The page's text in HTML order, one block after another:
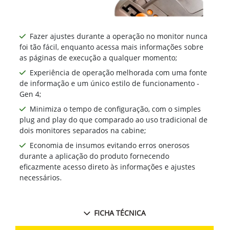
Fazer ajustes durante a operação no monitor nunca
foi tão fácil, enquanto acessa mais informações sobre
as páginas de execução a qualquer momento;
Experiência de operação melhorada com uma fonte
de informação e um único estilo de funcionamento -
Gen 4;
Minimiza o tempo de configuração, com o simples
plug and play do que comparado ao uso tradicional de
dois monitores separados na cabine;
Economia de insumos evitando erros onerosos
durante a aplicação do produto fornecendo
eficazmente acesso direto às informações e ajustes
necessários.
FICHA TÉCNICA